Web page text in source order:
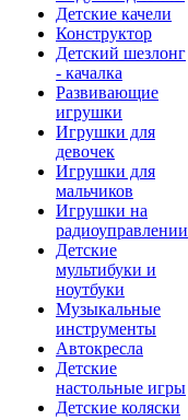
Детские качели
Конструктор
Детский шезлонг
- качалка
Развивающие
игрушки
Игрушки для
девочек
Игрушки для
мальчиков
Игрушки на
радиоуправлении
Детские
мультибуки и
ноутбуки
Музыкальные
инструменты
Автокресла
Детские
настольные игры
Детские коляски